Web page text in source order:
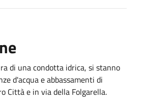
di una condotta idrica, si stanno
d'acqua e abbassamenti di
Città e in via della Folgarella.